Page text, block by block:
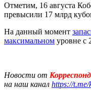
Отметим, 16 августа
превысили 17 млрд
На данный момент
максимальном уровне с
Новости от
на наш канал https://t.me/